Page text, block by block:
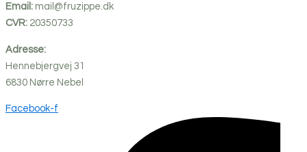
Email: mail@fruzippe.dk
CVR: 20350733
Adresse:
Hennebjergvej 31
6830 Nørre Nebel
Facebook-f